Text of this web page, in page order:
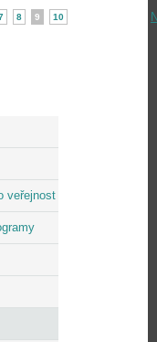
veřejnost
8 9 10